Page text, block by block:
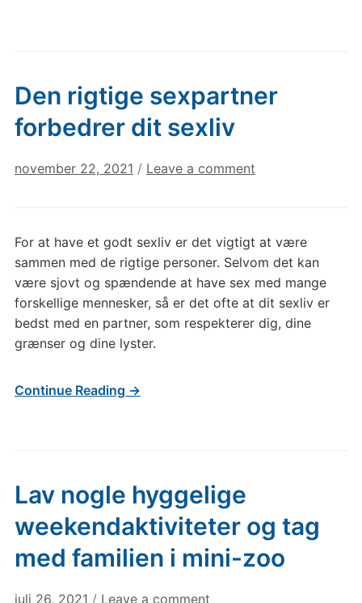
Den rigtige sexpartner
forbedrer dit sexliv
november 22, 2021 / Leave a comment
For at have et godt sexliv er det vigtigt at være
sammen med de rigtige personer. Selvom det kan
være sjovt og spændende at have sex med mange
forskellige mennesker, så er det ofte at dit sexliv er
bedst med en partner, som respekterer dig, dine
grænser og dine lyster.
Continue Reading →
Lav nogle hyggelige
weekendaktiviteter og tag
med familien i mini-zoo
juli 26, 2021 / Leave a comment